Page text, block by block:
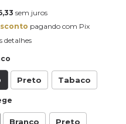
sem juros
pagando com Pix
detalhes
Preto Tabaco
Branco Preto